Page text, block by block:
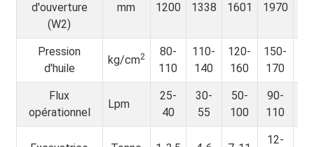
d'ouverture
(W2)
mm 1200 1338 1601 1970
Pression
d'huile
kg/cm2
80-
110
110-
140
120-
160
150-
170
Flux
opérationnel
Lpm
25-
40
30-
55
50-
100
90-
110
12-